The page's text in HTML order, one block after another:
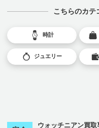
こちらのカテ
時計
ジュエリー
ウォッチニアン買